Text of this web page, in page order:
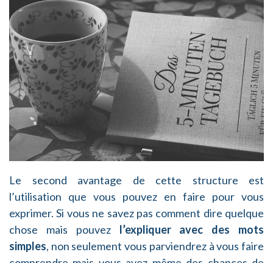
Le second avantage de cette structure est
l’utilisation que vous pouvez en faire pour vous
exprimer. Si vous ne savez pas comment dire quelque
chose mais pouvez l’expliquer avec des mots
simples, non seulement vous parviendrez à vous faire